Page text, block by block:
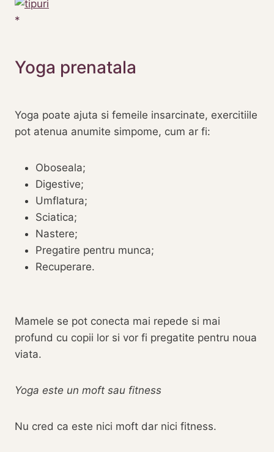
‎Yoga prenatala
‎Yoga poate ajuta si femeile insarcinate, exercitiile
pot atenua anumite simpome, cum ar fi:
Oboseala;
Digestive;
Umflatura;
Sciatica;
Nastere;
Pregatire pentru munca;
Recuperare.
Mamele se pot conecta mai repede si mai
profund cu copii lor si vor fi pregatite pentru noua
viata.
Yoga este un moft sau fitness
‎Nu cred ca este nici moft dar nici fitness.